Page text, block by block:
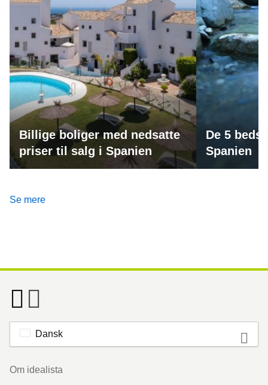
Billige boliger med nedsatte
priser til salg i Spanien
De 5
Spanien
Se mere
Dansk
Footer
Om idealista